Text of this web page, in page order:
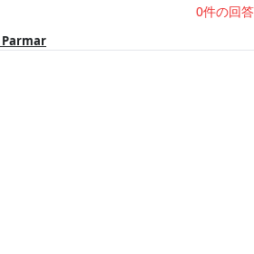
0件の回答